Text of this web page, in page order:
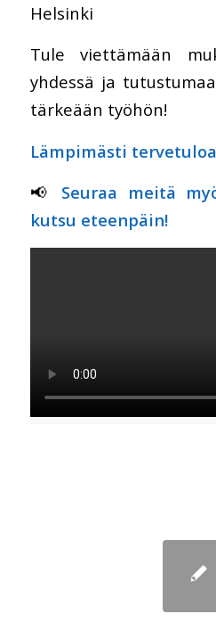
Helsinki
Tule viettämään
yhdessä ja
tärkeään työhön!
Lämpimästi
📢 Seuraa meitä
kutsu eteenpäin!